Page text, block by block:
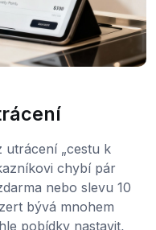
utrácení „cestu k
chybí pár
nebo slevu 10
bývá mnohem
pobídky nastavit,